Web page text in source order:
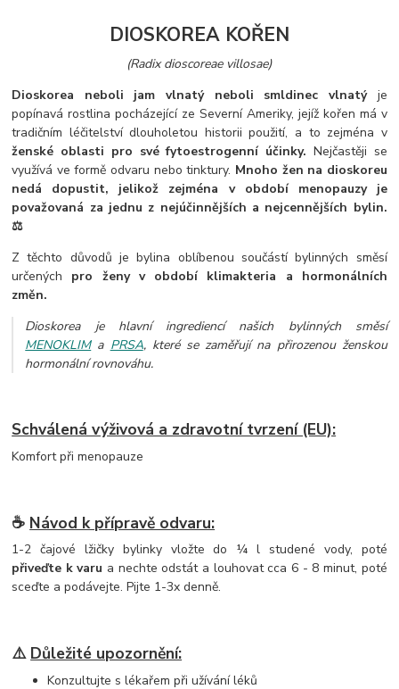
DIOSKOREA KOŘEN
(Radix dioscoreae villosae)
Dioskorea neboli jam vlnatý neboli smldinec vlnatýje
popínavá rostlina pocházející ze Severní Ameriky, jejíž kořen má v
tradičním léčitelství dlouholetou historii použití, a to zejména v
ženské oblasti pro své fytoestrogenní účinky. Nejčastěji se
využívá ve formě odvaru nebo tinktury. Mnoho žen na dioskoreu
nedá dopustit, jelikož zejména v období menopauzy je
považovaná za jednu z nejúčinnějších a nejcennějších bylin.
⚖️
Z těchto důvodů je bylina oblíbenou součástí bylinných směsí
určených pro ženy v období klimakteria a hormonálních
změn.
Dioskorea je hlavní ingrediencí našich bylinných směsí
MENOKLIMa PRSA, které se zaměřují na přirozenou ženskou
hormonální rovnováhu.
Schválená výživová a zdravotní tvrzení (EU):
Komfort při menopauze
☕ Návod k přípravě odvaru:
1-2 čajové lžičky bylinky vložte do ¼ l studené vody, poté
přiveďte k varu a nechte odstát a louhovat cca 6 - 8 minut, poté
sceďte a podávejte. Pijte 1-3x denně.
⚠️ Důležité upozornění:
Konzultujte s lékařem při užívání léků